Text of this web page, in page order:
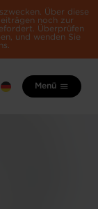
Über diese
noch zur
Überprüfen
und wenden Sie
Menü